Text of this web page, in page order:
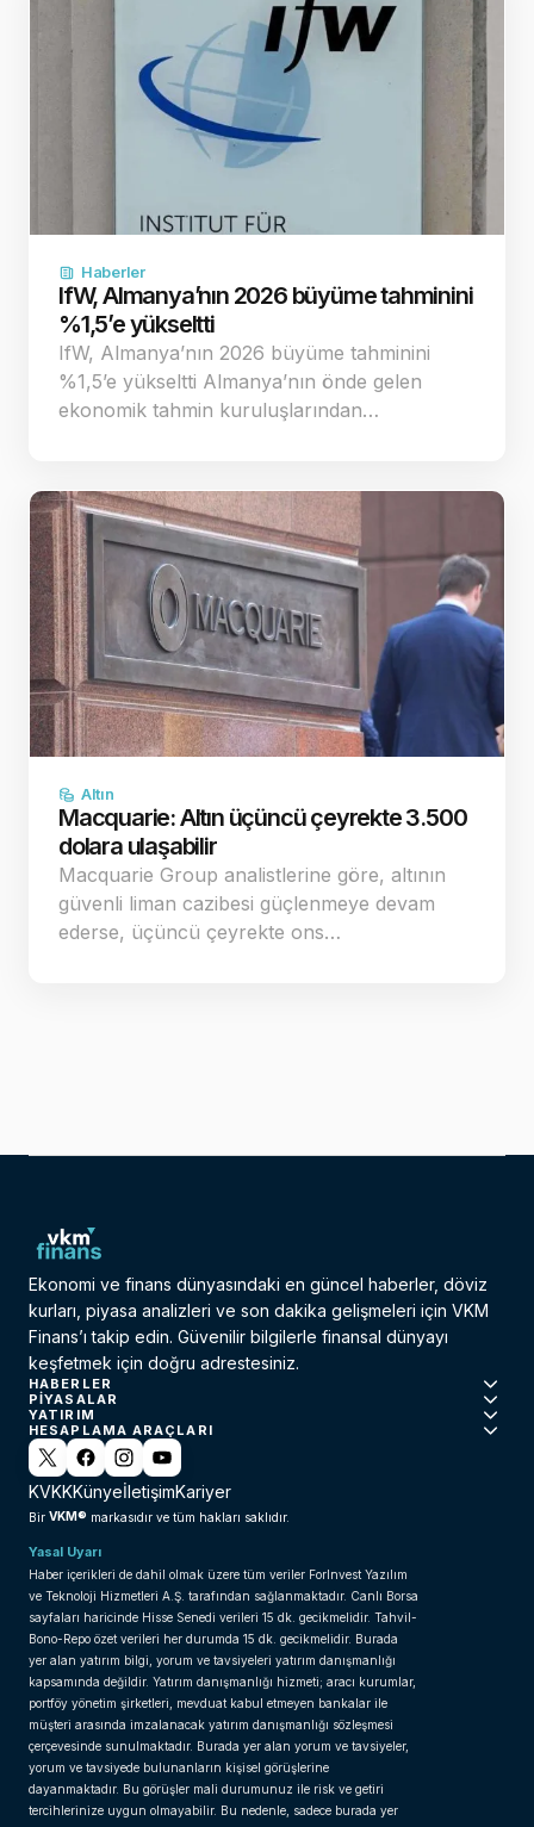
Haberler
IfW, Almanya’nın 2026 büyüme tahminini
%1,5’e yükseltti
IfW, Almanya’nın 2026 büyüme tahminini
%1,5’e yükseltti Almanya’nın önde gelen
ekonomik tahmin kuruluşlarından…
Altın
Macquarie: Altın üçüncü çeyrekte 3.500
dolara ulaşabilir
Macquarie Group analistlerine göre, altının
güvenli liman cazibesi güçlenmeye devam
ederse, üçüncü çeyrekte ons…
Ekonomi ve finans dünyasındaki en güncel haberler, döviz
kurları, piyasa analizleri ve son dakika gelişmeleri için VKM
Finans’ı takip edin. Güvenilir bilgilerle finansal dünyayı
keşfetmek için doğru adrestesiniz.
HABERLER
PIYASALAR
YATIRIM
HESAPLAMA ARAÇLARI
KVKKKünyeİletişimKariyer
Bir VKM® markasıdır ve tüm hakları saklıdır.
Yasal Uyarı
Haber içerikleri de dahil olmak üzere tüm veriler ForInvest Yazılım
ve Teknoloji Hizmetleri A.Ş. tarafından sağlanmaktadır. Canlı Borsa
sayfaları haricinde Hisse Senedi verileri 15 dk. gecikmelidir. Tahvil-
Bono-Repo özet verileri her durumda 15 dk. gecikmelidir. Burada
yer alan yatırım bilgi, yorum ve tavsiyeleri yatırım danışmanlığı
kapsamında değildir. Yatırım danışmanlığı hizmeti; aracı kurumlar,
portföy yönetim şirketleri, mevduat kabul etmeyen bankalar ile
müşteri arasında imzalanacak yatırım danışmanlığı sözleşmesi
çerçevesinde sunulmaktadır. Burada yer alan yorum ve tavsiyeler,
yorum ve tavsiyede bulunanların kişisel görüşlerine
dayanmaktadır. Bu görüşler mali durumunuz ile risk ve getiri
tercihlerinize uygun olmayabilir. Bu nedenle, sadece burada yer